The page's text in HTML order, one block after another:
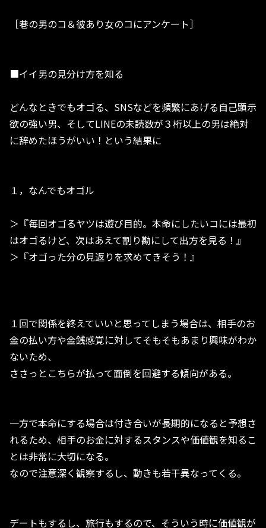
［巷の男のコ＆彼あり女のコにアンケート］
■イイ男の見分け方を知る
どんなときでもオゴる、SNSなどを頻繁にあげる自己顕示
欲の強い男、そしてLINEの未読数が３桁以上の男は絶対
に辞めたほうがいい！という結果に
１，なんでもオゴル
＞『毎回オゴるヤツは遊び目的。本命にしたいコには最初
はオゴるけど、次はあえて割り勘にして出方を見る！』
＞『オゴった分の見返りを求めてきそう！』
１回で関係を終えていいと思ってしまう場合は、相手のお
金の払い方や金銭感覚に対してそもそもあまり興味がわか
ないため、
ささっとこちらが払って面倒を回避する傾向がある。
一方で本命にする場合は付き合いが長期的になると予想さ
れるため、相手のお金に対するスタンスや価値観を知るこ
とは非常に大切になる。
なので注意深く観察するし、動きも若干異なってくる。
デートもするし、旅行もするので、そういう時に価値観が